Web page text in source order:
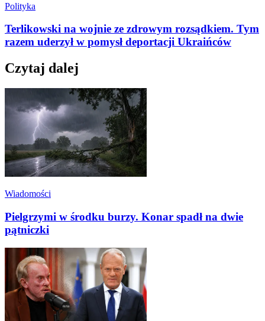
Polityka
Terlikowski na wojnie ze zdrowym rozsądkiem. Tym
razem uderzył w pomysł deportacji Ukraińców
Czytaj dalej
Wiadomości
Pielgrzymi w środku burzy. Konar spadł na dwie
pątniczki